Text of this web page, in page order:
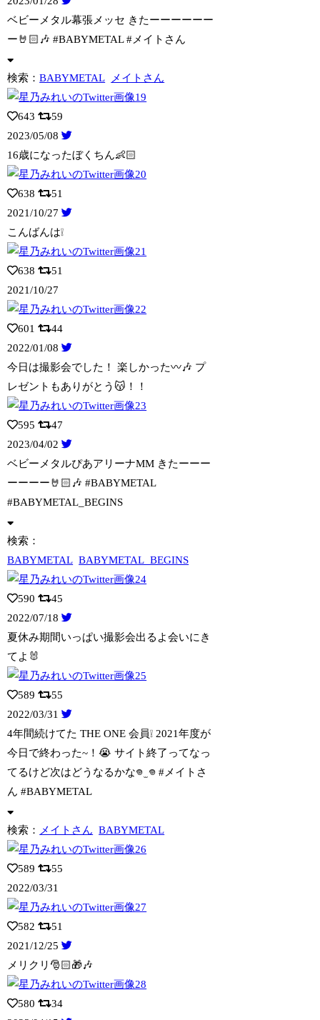
ベビーメタル幕張メッセ きたーーーーーー
ー🤘🏻🎶 #BABYMETAL # メイトさん
検索：BABYMETAL メイトさん
643
59
2023/05/08
16歳になったぼくちん👶🏻
638
51
2021/10/27
こんばんは❕
638
51
2021/10/27
601
44
2022/01/08
今日は撮影会でした！ 楽しかった〰️🎶 プ
レゼントもありがとう😽！！
595
47
2023/04/02
ベビーメタルぴあアリーナMM きたーーー
ーーーー🤘🏻🎶 #BABYMETAL
#BABYMETAL_BEGINS
検索：
BABYMETAL BABYMETAL_BEGINS
590
45
2022/07/18
夏休み期間いっぱい撮影会出るよ会いにき
てよ🐰
589
55
2022/03/31
4年間続けてた THE ONE 会員❕ 2021年度が
今日で終わった~！😭 サイ ト終了ってなっ
てるけど次はどうなるかな𖦹 ̫ 𖦹 #メイトさ
ん #BABYMETAL
検索： メイトさん BABYMETAL
589
55
2022/03/31
582
51
2021/12/25
メリクリ🎅🏻🎁🎶
580
34